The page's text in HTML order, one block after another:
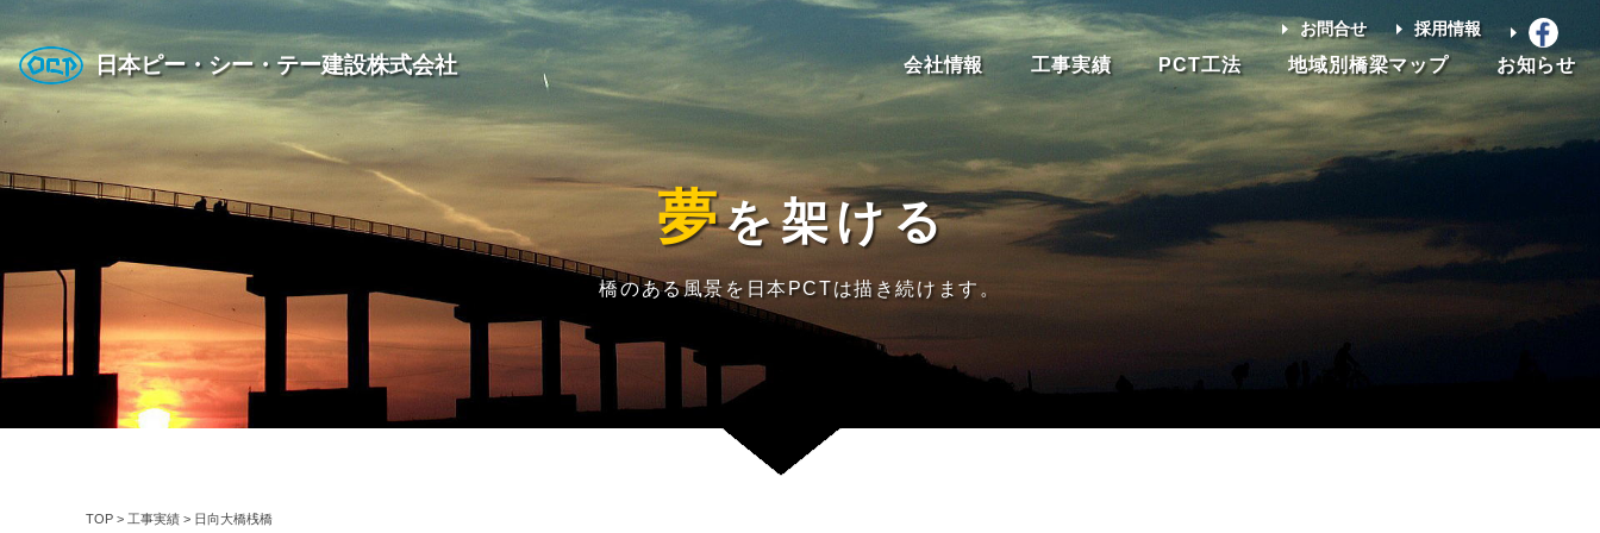
日本ピー・シー・テー建設株式会社
お問合せ 採用情報
会社情報 工事実績 PCT工法 地域別橋梁マップ お知らせ
夢を架ける
橋のある風景を日本PCTは描き続けます。
TOP > 工事実績 > 日向大橋桟橋